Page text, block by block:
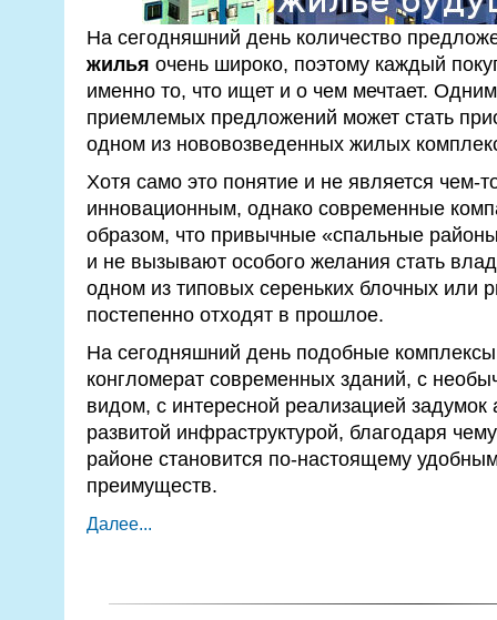
На сегодняшний день количество
жилья очень широко, поэтому каждый
именно то, что ищет и о чем мечтает.
приемлемых предложений может стать
одном из нововозведенных жилых
Хотя само это понятие и не является чем-
инновационным, однако современные
образом, что привычные «спальные
и не вызывают особого желания стать
одном из типовых сереньких блочных или
постепенно отходят в прошлое.
На сегодняшний день подобные
конгломерат современных зданий, с
видом, с интересной реализацией задумок
развитой инфраструктурой, благодаря
районе становится по-настоящему
преимуществ.
Далее...